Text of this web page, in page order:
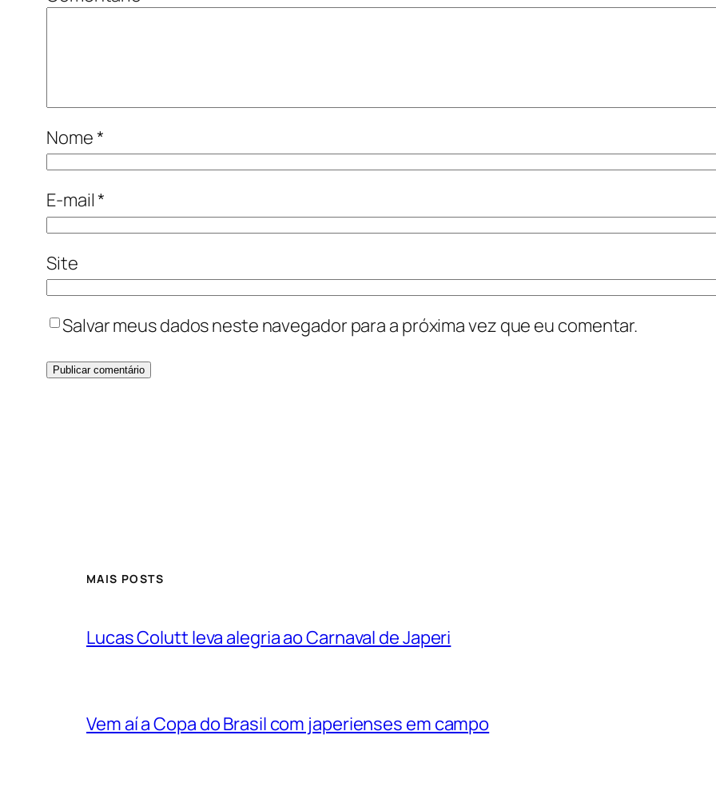
Nome*
E-mail*
Site
Salvar meus dados neste navegador para a próxima vez que eu comentar.
MAIS POSTS
Lucas Colutt leva alegria ao Carnaval de Japeri
Vem aí a Copa do Brasil com japerienses em campo